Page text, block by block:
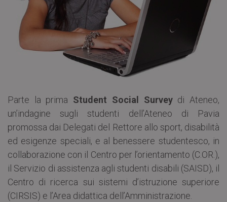
Parte la prima Student Social Surveydi Ateneo,
un’indagine sugli studenti dell’Ateneo di Pavia
promossa dai Delegati del Rettore allo sport, disabilità
ed esigenze speciali, e al benessere studentesco, in
collaborazione con il Centro per l’orientamento (C.OR.),
il Servizio di assistenza agli studenti disabili (SAISD), il
Centro di ricerca sui sistemi d’istruzione superiore
(CIRSIS) e l’Area didattica dell’Amministrazione.